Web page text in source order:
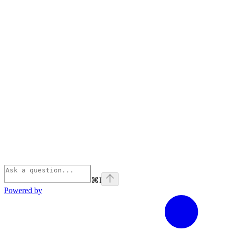
⌘I
Powered by